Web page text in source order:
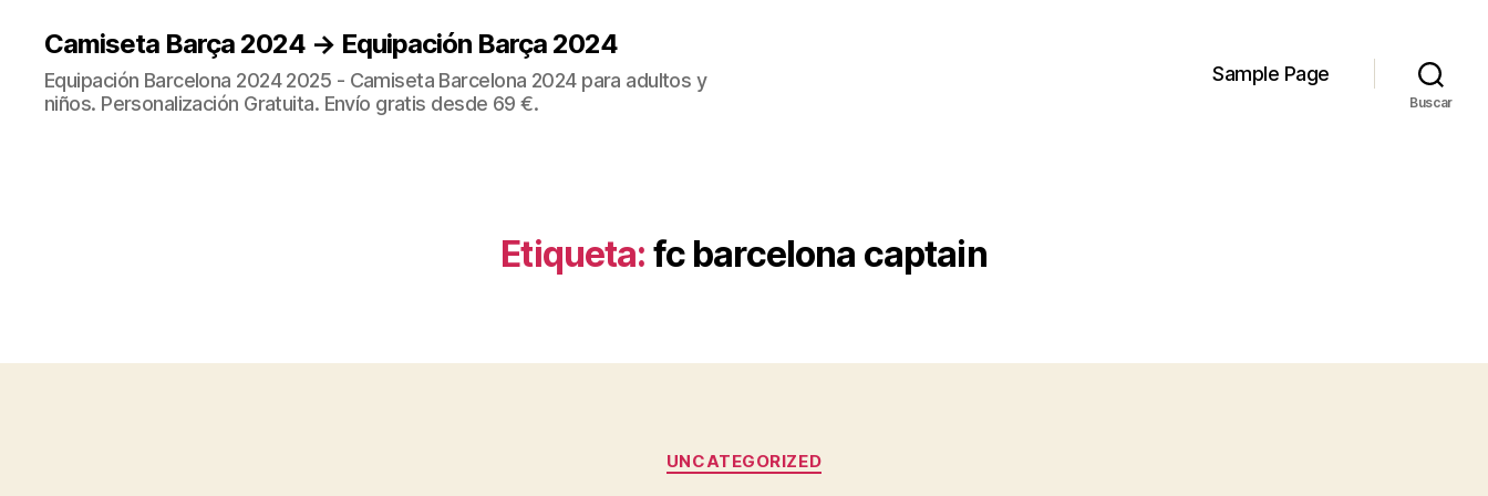
Camiseta Barça 2024 → Equipación Barça 2024
Equipación Barcelona 2024 2025 - Camiseta Barcelona 2024 para adultos y
niños. Personalización Gratuita. Envío gratis desde 69 €.
Sample Page
Buscar
Etiqueta: fc barcelona captain
Categorías
UNCATEGORIZED